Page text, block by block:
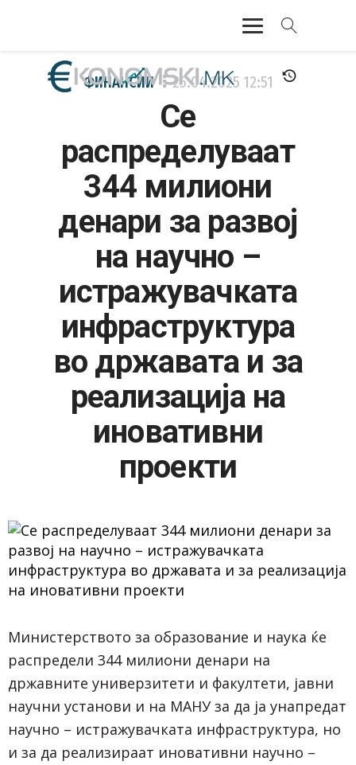
АКТУЕЛНО
ФИНАНСИИ
БАНКАРСТВО
ЖИВОТ
ФИНАНСИИ 25.04.2025 12:51
Се
распределуваат
344 милиони
денари за развој
на научно –
истражувачката
инфраструктура
во државата и за
реализација на
иновативни
проекти
Министерството за образование и наука ќе
распредели 344 милиони денари на
државните универзитети и факултети, јавни
научни установи и на МАНУ за да ја унапредат
научно – истражувачката инфраструктура, но
и за да реализираат иновативни научно –